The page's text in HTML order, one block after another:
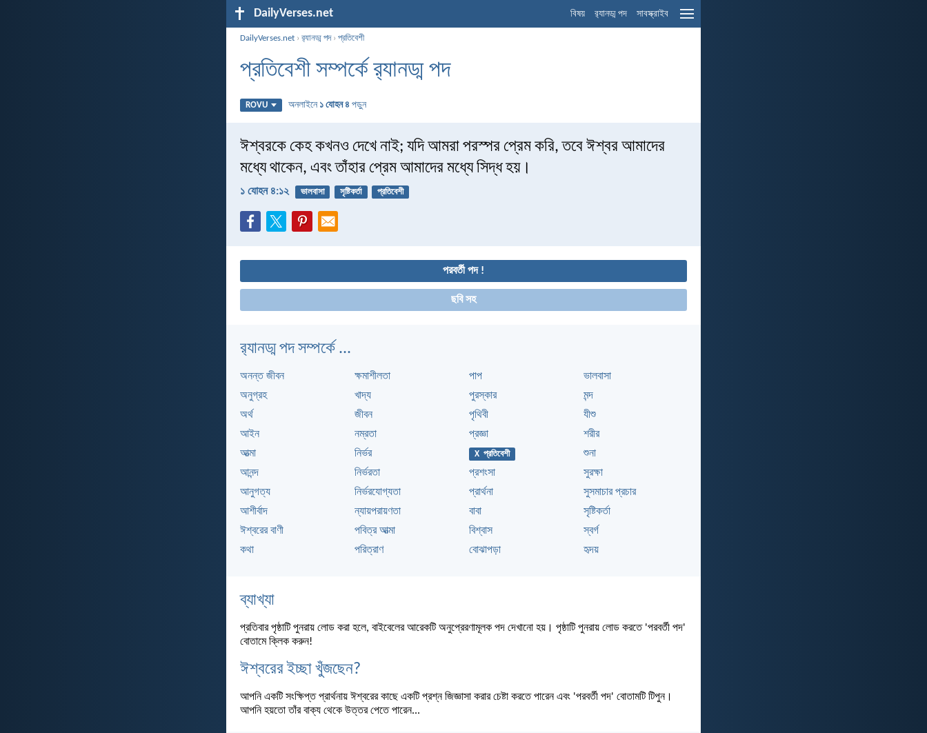
DailyVerses.net বিষয় র‌্যানড্ম পদ সাবস্ক্রাইব
DailyVerses.net ›র‌্যানড্ম পদ›প্রতিবেশী
প্রতিবেশী সম্পর্কে র‌্যানড্ম পদ
ROVU অনলাইনে ১ যোহন ৪ পড়ুন
ঈশ্বরকে কেহ কখনও দেখে নাই; যদি আমরা পরস্পর প্রেম করি, তবে ঈশ্বর আমাদের
মধ্যে থাকেন, এবং তাঁহার প্রেম আমাদের মধ্যে সিদ্ধ হয়।
১ যোহন ৪:১২ ভালবাসা সৃষ্টিকর্তা প্রতিবেশী
পরবর্তী পদ !
ছবি সহ
র‌্যানড্ম পদ সম্পর্কে ...
অনন্ত জীবন
অনুগ্রহ
অর্থ
আইন
আত্মা
আনন্দ
আনুগত্য
আশীর্বাদ
ঈশ্বরের বাণী
কথা
ক্ষমাশীলতা
খাদ্য
জীবন
নম্রতা
নির্ভর
নির্ভরতা
নির্ভরযোগ্যতা
ন্যায়পরায়ণতা
পবিত্র আত্মা
পরিত্রাণ
পাপ
পুরস্কার
পৃথিবী
প্রজ্ঞা
X প্রতিবেশী
প্রশংসা
প্রার্থনা
বাবা
বিশ্বাস
বোঝাপড়া
ভালবাসা
মন্দ
যীশু
শরীর
শুনা
সুরক্ষা
সুসমাচার প্রচার
সৃষ্টিকর্তা
স্বর্গ
হৃদয়
ব্যাখ্যা
প্রতিবার পৃষ্ঠাটি পুনরায় লোড করা হলে, বাইবেলের আরেকটি অনুপ্রেরণামূলক পদ দেখানো হয়। পৃষ্ঠাটি পুনরায় লোড করতে 'পরবর্তী পদ'
বোতামে ক্লিক করুন!
ঈশ্বরের ইচ্ছা খুঁজছেন?
আপনি একটি সংক্ষিপ্ত প্রার্থনায় ঈশ্বরের কাছে একটি প্রশ্ন জিজ্ঞাসা করার চেষ্টা করতে পারেন এবং 'পরবর্তী পদ' বোতামটি টিপুন।
আপনি হয়তো তাঁর বাক্য থেকে উত্তর পেতে পারেন...